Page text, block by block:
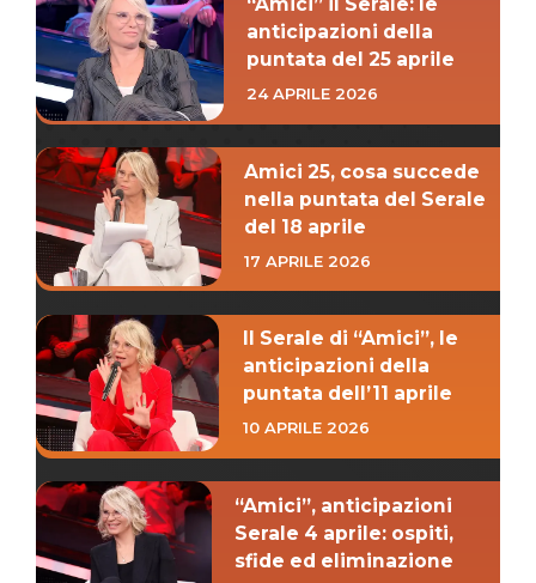
anticipazioni della
puntata del 25 aprile
24 APRILE 2026
Amici 25, cosa succede
nella puntata del Serale
del 18 aprile
17 APRILE 2026
Il Serale di “Amici”, le
anticipazioni della
puntata dell’11 aprile
10 APRILE 2026
“Amici”, anticipazioni
Serale 4 aprile: ospiti,
sfide ed eliminazione